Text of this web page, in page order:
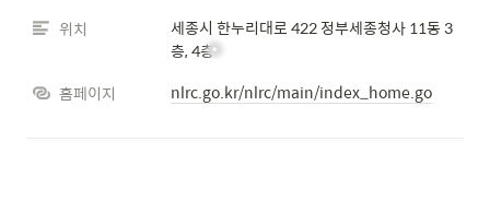
위치
세종시 한누리대로 422 정부세종청사 11동 3
층, 4층
홈페이지
nlrc.go.kr/nlrc/main/index_home.go